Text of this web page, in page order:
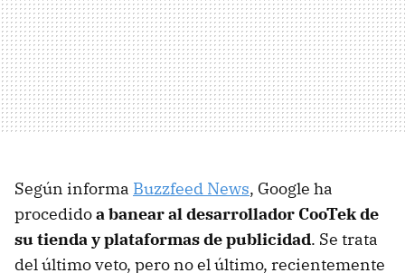
Según informa Buzzfeed News, Google ha
procedidoa banear al desarrollador CooTek de
su tienda y plataformas de publicidad. Se trata
del último veto, pero no el último, recientemente